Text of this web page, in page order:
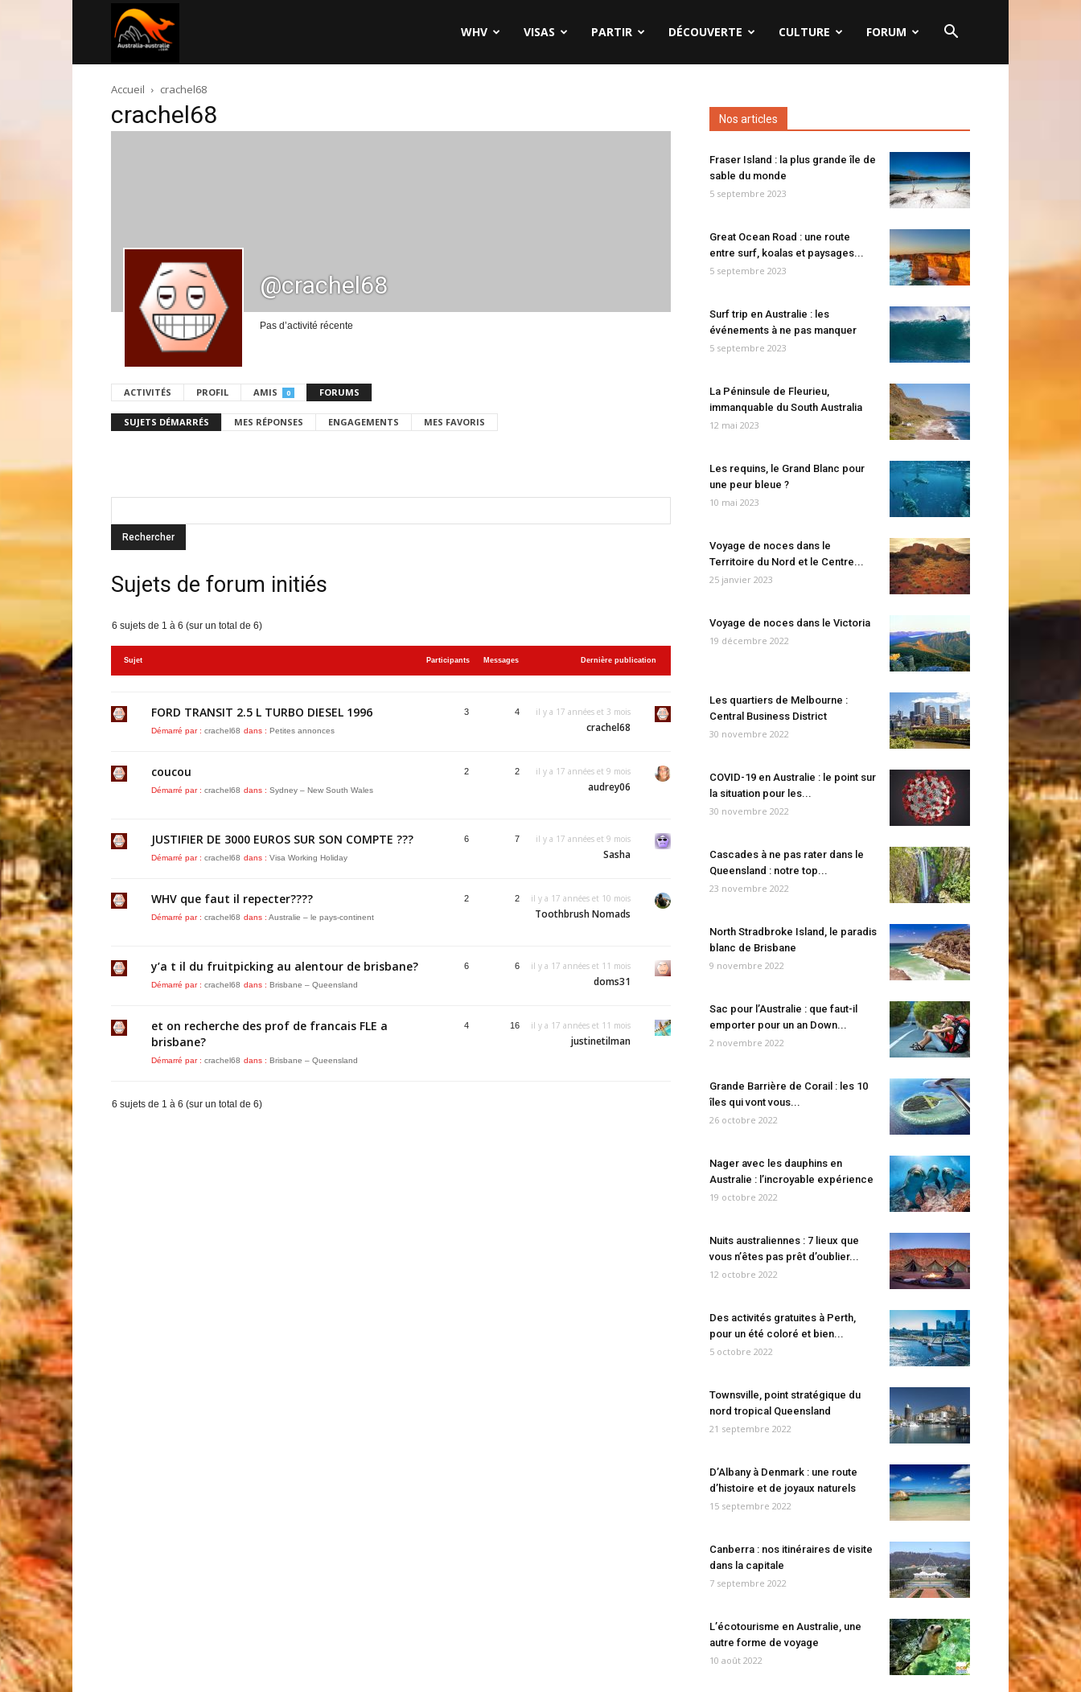
australie.com
WHV VISAS PARTIR DÉCOUVERTE CULTURE FORUM
Accueil crachel68
crachel68
@crachel68
Pas d’activité récente
ACTIVITÉS PROFIL AMIS 0 FORUMS
SUJETS DÉMARRÉS MES RÉPONSES ENGAGEMENTS MES FAVORIS
Sujets de forum initiés
6 sujets de 1 à 6 (sur un total de 6)
Sujet Participants Messages Dernière publication
FORD TRANSIT 2.5 L TURBO DIESEL 1996
Démarré par : crachel68 dans : Petites annonces
3 4 il y a 17 années et 3 mois
crachel68
coucou
Démarré par : crachel68 dans : Sydney – New South Wales
2 2 il y a 17 années et 9 mois
audrey06
JUSTIFIER DE 3000 EUROS SUR SON COMPTE ???
Démarré par : crachel68 dans : Visa Working Holiday
6 7 il y a 17 années et 9 mois
Sasha
WHV que faut il repecter????
Démarré par : crachel68 dans : Australie – le pays-continent
2 2 il y a 17 années et 10 mois
Toothbrush Nomads
y’a t il du fruitpicking au alentour de brisbane?
Démarré par : crachel68 dans : Brisbane – Queensland
6 6 il y a 17 années et 11 mois
doms31
et on recherche des prof de francais FLE a
brisbane?
Démarré par : crachel68 dans : Brisbane – Queensland
4 16 il y a 17 années et 11 mois
justinetilman
6 sujets de 1 à 6 (sur un total de 6)
Nos articles
Fraser Island : la plus grande île de
sable du monde
5 septembre 2023
Great Ocean Road : une route
entre surf, koalas et paysages...
5 septembre 2023
Surf trip en Australie : les
événements à ne pas manquer
5 septembre 2023
La Péninsule de Fleurieu,
immanquable du South Australia
12 mai 2023
Les requins, le Grand Blanc pour
une peur bleue ?
10 mai 2023
Voyage de noces dans le
Territoire du Nord et le Centre...
25 janvier 2023
Voyage de noces dans le Victoria
19 décembre 2022
Les quartiers de Melbourne :
Central Business District
30 novembre 2022
COVID-19 en Australie : le point sur
la situation pour les...
30 novembre 2022
Cascades à ne pas rater dans le
Queensland : notre top...
23 novembre 2022
North Stradbroke Island, le paradis
blanc de Brisbane
9 novembre 2022
Sac pour l’Australie : que faut-il
emporter pour un an Down...
2 novembre 2022
Grande Barrière de Corail : les 10
îles qui vont vous...
26 octobre 2022
Nager avec les dauphins en
Australie : l’incroyable expérience
19 octobre 2022
Nuits australiennes : 7 lieux que
vous n’êtes pas prêt d’oublier...
12 octobre 2022
Des activités gratuites à Perth,
pour un été coloré et bien...
5 octobre 2022
Townsville, point stratégique du
nord tropical Queensland
21 septembre 2022
D’Albany à Denmark : une route
d’histoire et de joyaux naturels
15 septembre 2022
Canberra : nos itinéraires de visite
dans la capitale
7 septembre 2022
L’écotourisme en Australie, une
autre forme de voyage
10 août 2022